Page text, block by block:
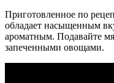
Приготовленное по
обладает насыщенным
ароматным. Подавайте
запеченными овощами.